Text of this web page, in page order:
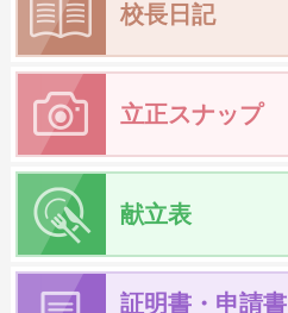
校長日記
立正スナップ
献立表
証明書・申請書